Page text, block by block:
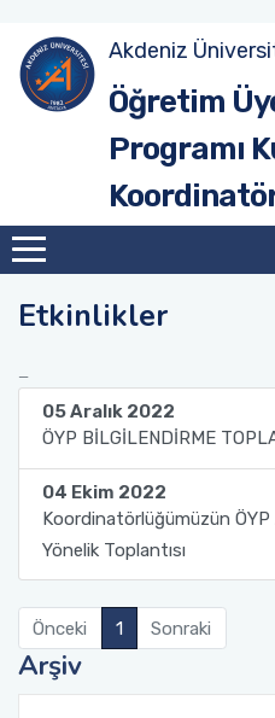
Akdeniz
Öğretim
Programı
Etkinlikler
05 Aralık 2022
ÖYP BİLGİLENDİRME
04 Ekim 2022
Koordinatörlüğümüzün ÖYP
Yönelik Toplantısı
Önceki 1 Sonraki
Arşiv
Yönetim
ÖYP Usul ve Esaslar
Sunulan Hizmetler
Kaynak Aktarım İşlemleri